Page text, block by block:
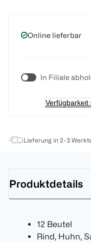
Online lieferbar
In Filiale
Verfügbarkeit
Lieferung in 2-3
Produktdetails
12 Beutel
Rind, Huhn,